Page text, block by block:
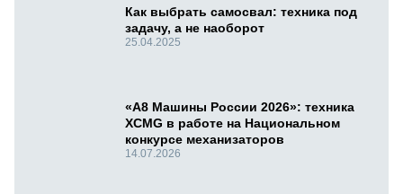
Как выбрать самосвал: техника под
задачу, а не наоборот
25.04.2025
«А8 Машины России 2026»: техника
XCMG в работе на Национальном
конкурсе механизаторов
14.07.2026